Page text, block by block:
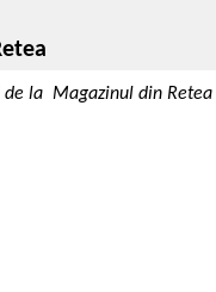
de la Magazinul din Retea